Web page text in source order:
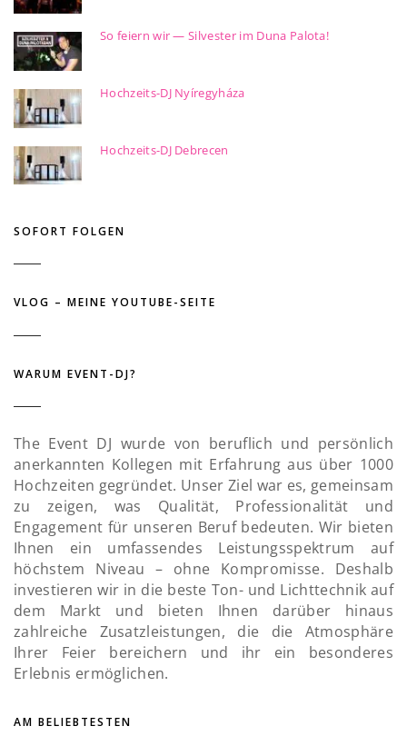
So feiern wir — Silvester im Duna Palota!
Hochzeits-DJ Nyíregyháza
Hochzeits-DJ Debrecen
SOFORT FOLGEN
VLOG – MEINE YOUTUBE-SEITE
WARUM EVENT-DJ?
The Event DJ wurde von beruflich und persönlich
anerkannten Kollegen mit Erfahrung aus über 1000
Hochzeiten gegründet. Unser Ziel war es, gemeinsam
zu zeigen, was Qualität, Professionalität und
Engagement für unseren Beruf bedeuten. Wir bieten
Ihnen ein umfassendes Leistungsspektrum auf
höchstem Niveau – ohne Kompromisse. Deshalb
investieren wir in die beste Ton- und Lichttechnik auf
dem Markt und bieten Ihnen darüber hinaus
zahlreiche Zusatzleistungen, die die Atmosphäre
Ihrer Feier bereichern und ihr ein besonderes
Erlebnis ermöglichen.
AM BELIEBTESTEN